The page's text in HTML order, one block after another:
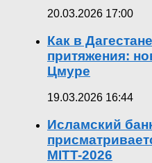
20.03.2026 17:00
Как в
притяжения:
Цмуре
19.03.2026 16:44
Исламский
MITT-2026